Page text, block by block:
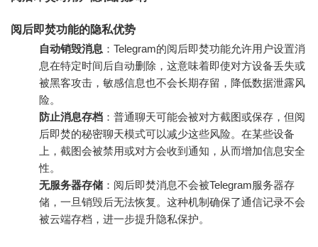
阅后即焚功能的隐私优势
自动销毁消息 ：Telegram的阅后即焚功能允许用户设置消
息在特定时间后自动删除，这意味着即使对方设备丢失或
被黑客攻击，敏感信息也不会长期存留，降低数据泄露风
险。
防止消息存档 ：普通聊天可能会被对方截图或保存，但阅
后即焚的秘密聊天模式可以减少这些风险。在某些设备
上，截图会被禁用或对方会收到通知，从而增加信息安全
性。
无服务器存储 ：阅后即焚消息不会被Telegram服务器存
储，一旦销毁后无法恢复。这种机制确保了通信记录不会
被云端存档，进一步提升隐私保护。